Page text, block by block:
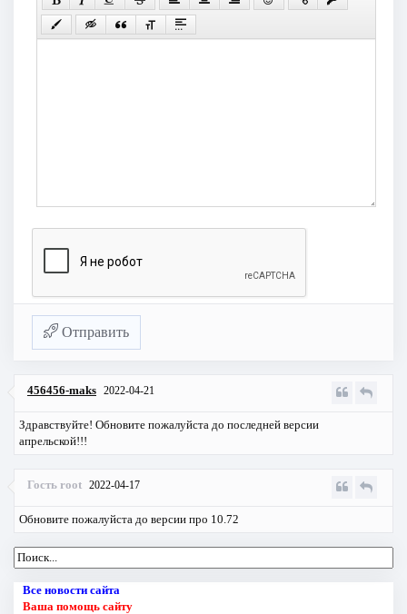
Отправить
456456-maks 2022-04-21
Здравствуйте! Обновите пожалуйста до последней версии
апрельской!!!
Гость root 2022-04-17
Обновите пожалуйста до версии про 10.72
Все новости сайта
Ваша помощь сайту